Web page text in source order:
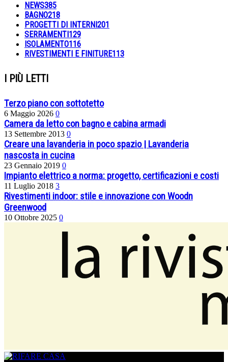
NEWS385
BAGNO218
PROGETTI DI INTERNI201
SERRAMENTI129
ISOLAMENTO116
RIVESTIMENTI E FINITURE113
I PIÙ LETTI
Terzo piano con sottotetto
6 Maggio 2026 0
Camera da letto con bagno e cabina armadi
13 Settembre 2013 0
Creare una lavanderia in poco spazio | Lavanderia
nascosta in cucina
23 Gennaio 2019 0
Impianto elettrico a norma: progetto, certificazioni e costi
11 Luglio 2018 3
Rivestimenti indoor: stile e innovazione con Woodn
Greenwood
10 Ottobre 2025 0